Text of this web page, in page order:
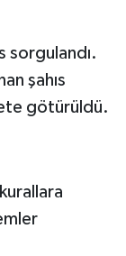
sorgulandı.
şahıs
götürüldü.